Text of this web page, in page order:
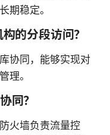
期稳定。
的分段访问？
协同，能够实现对
理。
同？
火墙负责流量控